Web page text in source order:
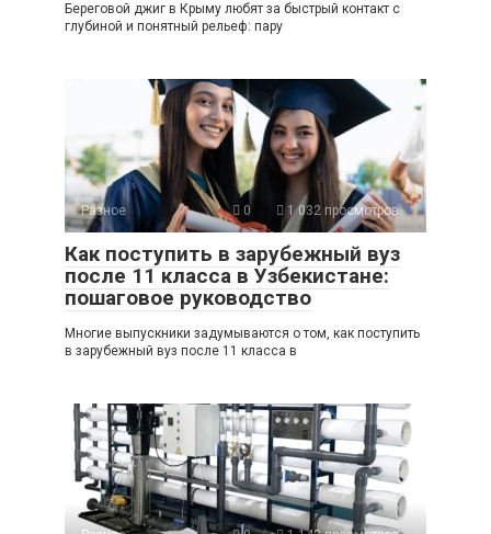
Береговой джиг в Крыму любят за быстрый контакт с
глубиной и понятный рельеф: пару
Разное 0 1 032 просмотров
Как поступить в зарубежный вуз
после 11 класса в Узбекистане:
пошаговое руководство
Многие выпускники задумываются о том, как поступить
в зарубежный вуз после 11 класса в